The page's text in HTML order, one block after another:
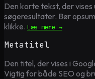
Den korte tekst, der
søgeresultater. Bør
klikke. Læs mere →
Metatitel
Den titel, der vises i
Vigtig for både SEO og